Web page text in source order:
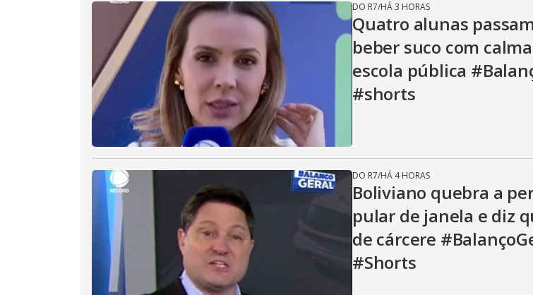
DO R7/HÁ 3 HORAS
Quatro alunas
beber suco com
escola pública
#shorts
DO R7/HÁ 4 HORAS
Boliviano quebra a
pular de janela e diz
de cárcere
#Shorts